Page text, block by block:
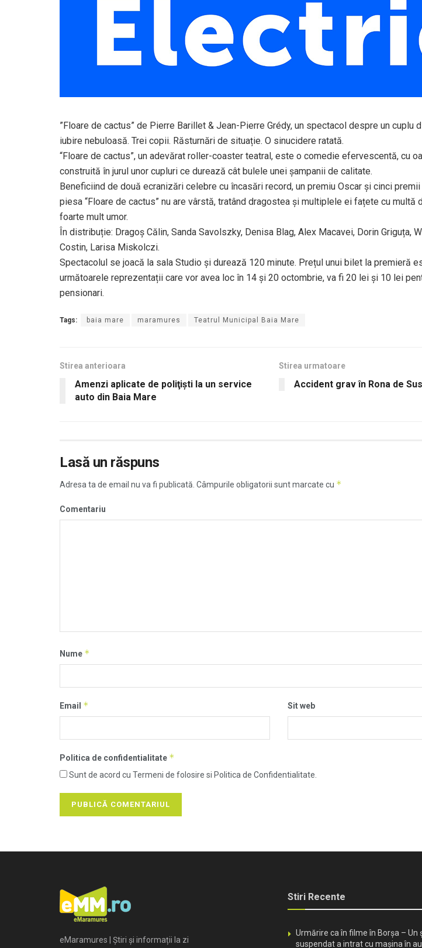
”Floare de cactus” de Pierre Barillet & Jean-Pierre Grédy, un spectacol despre un cuplu
iubire nebuloasă. Trei copii. Răsturnări de situație. O sinucidere ratată.
“Floare de cactus”, un adevărat roller-coaster teatral, este o comedie efervescentă, cu
construită în jurul unor cupluri ce durează cât bulele unei șampanii de calitate.
Beneficiind de două ecranizări celebre cu încasări record, un premiu Oscar și cinci premii
piesa “Floare de cactus” nu are vârstă, tratând dragostea și multiplele ei fațete cu multă
foarte mult umor.
În distribuție: Dragoș Călin, Sanda Savolszky, Denisa Blag, Alex Macavei, Dorin Griguța,
Costin, Larisa Miskolczi.
Spectacolul se joacă la sala Studio și durează 120 minute. Prețul unui bilet la premieră
următoarele reprezentații care vor avea loc în 14 și 20 octombrie, va fi 20 lei și 10 lei
pensionari.
Tags: baia mare maramures Teatrul Municipal Baia Mare
Stirea anterioara
Amenzi aplicate de poliţişti la un service
auto din Baia Mare
Stirea urmatoare
Accident grav în Rona de Sus
Lasă un răspuns
Adresa ta de email nu va fi publicată. Câmpurile obligatorii sunt marcate cu *
Comentariu
Nume *
Email * Sit web
Politica de confidentialitate *
Sunt de acord cu Termeni de folosire si Politica de Confidentialitate.
eMaramures | Știri și informații la zi
Stiri Recente
Urmărire ca în filme în Borșa – Un
suspendat a intrat cu mașina în